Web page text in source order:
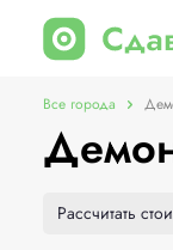
Все города
Рассчитать